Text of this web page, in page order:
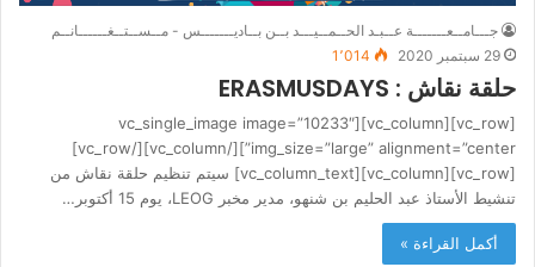
جـــامــعـــــــة عــبـد الحــمــيـــد بــن بــاديـــــــس - مــســتــغــــــانــم
29 سبتمبر 2020
1٬014
حلقة نقاش : ERASMUSDAYS
[vc_row][vc_column][vc_single_image image=”10233″
img_size=”large” alignment=”center”][/vc_column][/vc_row]
[vc_row][vc_column][vc_column_text] سيتم تنظيم حلقة نقاش من
تنشيط الأستاذ عبد الحليم بن شنهو، مدير مخبر LEOG، يوم 15 أكتوبر…
أكمل القراءة »